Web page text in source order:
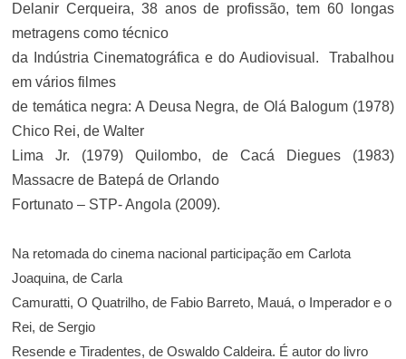
Delanir Cerqueira, 38 anos de profissão, tem 60 longas
metragens como técnico
da Indústria Cinematográfica e do Audiovisual. Trabalhou
em vários filmes
de temática negra: A Deusa Negra, de Olá Balogum (1978)
Chico Rei, de Walter
Lima Jr. (1979) Quilombo, de Cacá Diegues (1983)
Massacre de Batepá de Orlando
Fortunato – STP- Angola (2009).
Na retomada do cinema nacional participação em Carlota
Joaquina, de Carla
Camuratti, O Quatrilho, de Fabio Barreto, Mauá, o Imperador e o
Rei, de Sergio
Resende e Tiradentes, de Oswaldo Caldeira. É autor do livro